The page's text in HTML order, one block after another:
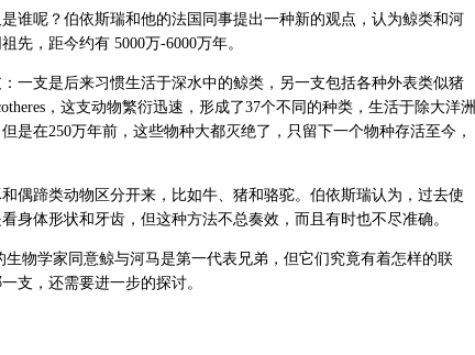
呢？伯依斯瑞和他的法国同事提出一种新的观点，认为鲸类和河
先，距今约有 5000万-6000万年。
支是后来习惯生活于深水中的鲸类，另一支包括各种外表类似猪
，这支动物繁衍迅速，形成了37个不同的种类，生活于除大洋洲
是在250万年前，这些物种大都灭绝了，只留下一个物种存活至今，
蹄类动物区分开来，比如牛、猪和骆驼。伯依斯瑞认为，过去使
身体形状和牙齿，但这种方法不总奏效，而且有时也不尽准确。
学家同意鲸与河马是第一代表兄弟，但它们究竟有着怎样的联
支，还需要进一步的探讨。